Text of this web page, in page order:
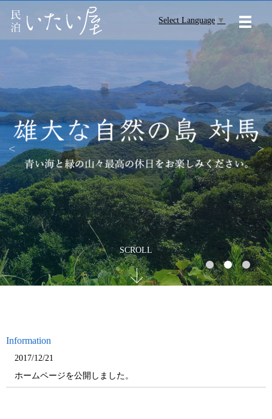
Select Language ▼
メニ
SCROLL
Information
2017/12/21
ホームページを公開しました。